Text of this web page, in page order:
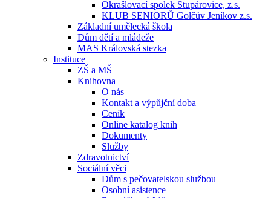
Okrašlovací spolek Stupárovice, z.s.
KLUB SENIORŮ Golčův Jeníkov z.s.
Základní umělecká škola
Dům dětí a mládeže
MAS Královská stezka
Instituce
ZŠ a MŠ
Knihovna
O nás
Kontakt a výpůjční doba
Ceník
Online katalog knih
Dokumenty
Služby
Zdravotnictví
Sociální věci
Dům s pečovatelskou službou
Osobní asistence